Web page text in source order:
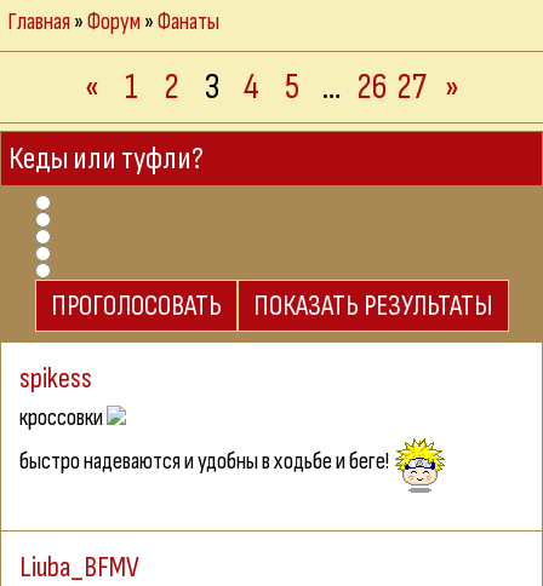
Главная»Форум»Фанаты
« 1 2 3 4 5 … 26 27 »
Кеды или туфли?
spikess
кроссовки
быстро надеваются и удобны в ходьбе и беге!
Liuba_BFMV